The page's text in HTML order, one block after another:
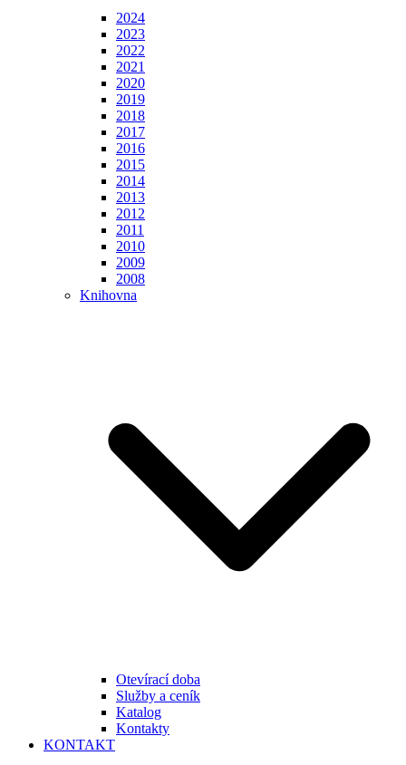
2024
2023
2022
2021
2020
2019
2018
2017
2016
2015
2014
2013
2012
2011
2010
2009
2008
Knihovna
Otevírací doba
Služby a ceník
Katalog
Kontakty
KONTAKT